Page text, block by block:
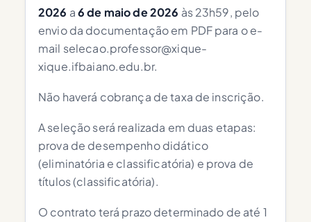
2026 a6 de maio de 2026 às 23h59, pelo
envio da documentação em PDF para o e-
mail selecao.professor@xique-
xique.ifbaiano.edu.br.
Não haverá cobrança de taxa de inscrição.
A seleção será realizada em duas etapas:
prova de desempenho didático
(eliminatória e classificatória) e prova de
títulos (classificatória).
O contrato terá prazo determinado de até 1